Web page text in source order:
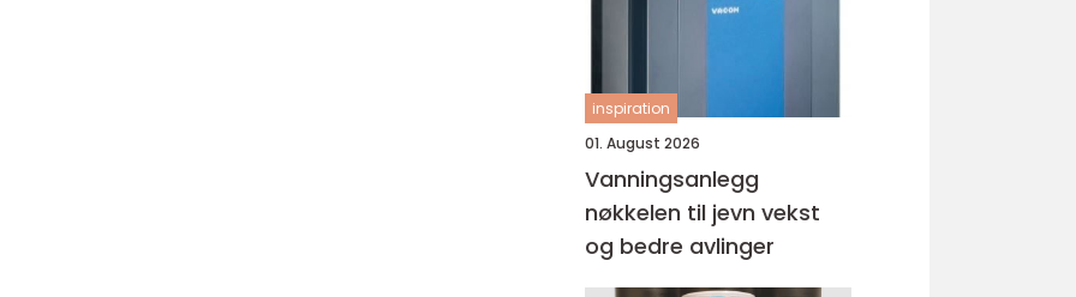
inspiration
01. August 2026
Vanningsanlegg
nøkkelen til jevn vekst
og bedre avlinger